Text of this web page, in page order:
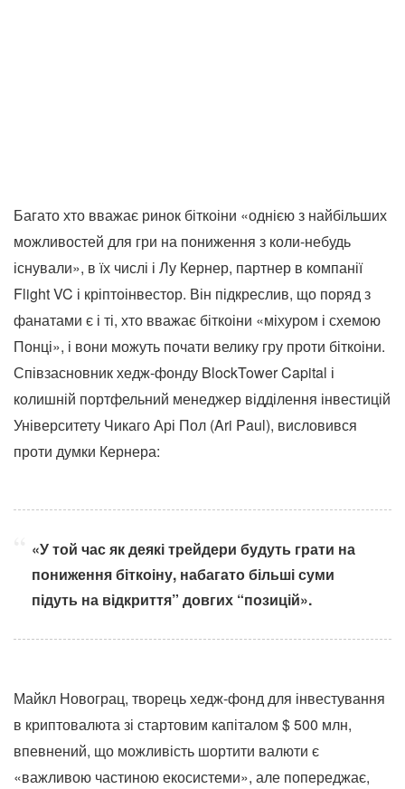
Багато хто вважає ринок біткоіни «однією з найбільших
можливостей для гри на пониження з коли-небудь
існували», в їх числі і Лу Кернер, партнер в компанії
Flight VC і кріптоінвестор. Він підкреслив, що поряд з
фанатами є і ті, хто вважає біткоіни «міхуром і схемою
Понці», і вони можуть почати велику гру проти біткоіни.
Співзасновник хедж-фонду BlockTower Capital і
колишній портфельний менеджер відділення інвестицій
Університету Чикаго Арі Пол (Ari Paul), висловився
проти думки Кернера:
«У той час як деякі трейдери будуть грати на
пониження біткоіну, набагато більші суми
підуть на відкриття” довгих “позицій».
Майкл Новограц, творець хедж-фонд для інвестування
в криптовалюта зі стартовим капіталом $ 500 млн,
впевнений, що можливість шортити валюти є
«важливою частиною екосистеми», але попереджає,